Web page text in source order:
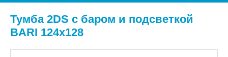
Тумба 2DS с баром и подсветкой
BARI 124х128